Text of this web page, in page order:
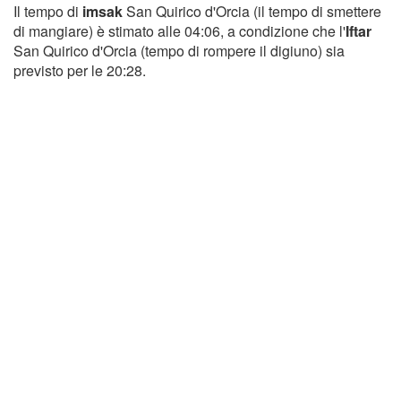
Il tempo di imsakSan Quirico d'Orcia (il tempo di smettere
di mangiare) è stimato alle 04:06, a condizione che l'Iftar
San Quirico d'Orcia (tempo di rompere il digiuno) sia
previsto per le 20:28.